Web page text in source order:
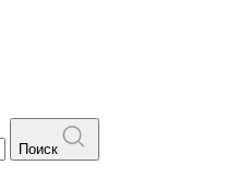
Поиск